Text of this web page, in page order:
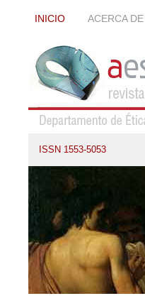
INICIO ACERCA DE
ISSN 1553-5053